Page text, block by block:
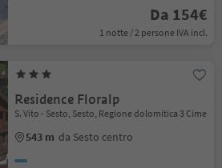
Da 154€
1 notte / 2 persone IVA incl.
Residence Floralp
S. Vito - Sesto, Sesto, Regione dolomitica 3 Cime
543 m da Sesto centro